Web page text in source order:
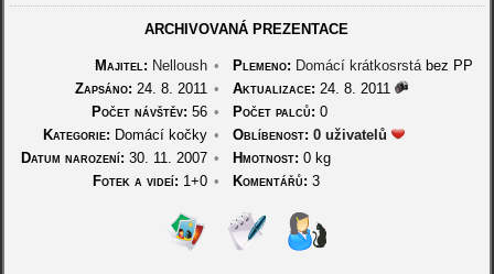
ARCHIVOVANÁ PREZENTACE
Majitel: Nelloush • Plemeno: Domácí krátkosrstábez PP
Zapsáno: 24. 8. 2011 • Aktualizace: 24. 8. 2011
Počet návštěv: 56 • Počet palců: 0
Kategorie: Domácí kočky • Oblíbenost: 0 uživatelů
Datum narození: 30. 11. 2007 • Hmotnost: 0 kg
Fotek a videí: 1+0 • Komentářů: 3